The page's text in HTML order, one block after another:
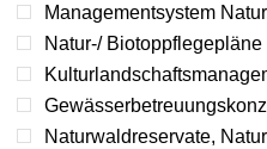
Managementsystem
Natur-/ Biotoppflegepläne
Naturwaldreservate,